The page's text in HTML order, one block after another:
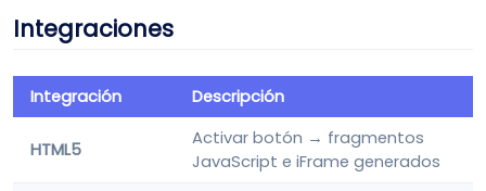
Integraciones
Integración Descripción
HTML5
Activar botón → fragmentos
JavaScript e iFrame generados